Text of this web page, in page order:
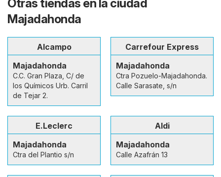
Otras tiendas en la ciudad
Majadahonda
Alcampo
Majadahonda
C.C. Gran Plaza, C/ de
los Químicos Urb. Carril
de Tejar 2.
Carrefour Express
Majadahonda
Ctra Pozuelo-Majadahonda.
Calle Sarasate, s/n
E.Leclerc
Majadahonda
Ctra del Plantio s/n
Aldi
Majadahonda
Calle Azafrán 13